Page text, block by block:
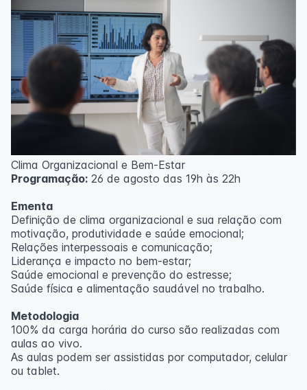
Clima Organizacional e Bem-Estar
Programação: 26 de agosto das 19h às 22h
Ementa
Definição de clima organizacional e sua relação com
motivação, produtividade e saúde emocional;
Relações interpessoais e comunicação;
Liderança e impacto no bem-estar;
Saúde emocional e prevenção do estresse;
Saúde física e alimentação saudável no trabalho.
Metodologia
100% da carga horária do curso são realizadas com
aulas ao vivo.
As aulas podem ser assistidas por computador, celular
ou tablet.